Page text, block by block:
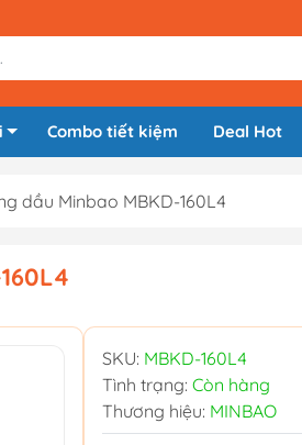
Combo tiết kiệm Deal Hot
dầu Minbao MBKD-160L4
SKU: MBKD-160L4
Tình trạng: Còn hàng
Thương hiệu: MINBAO